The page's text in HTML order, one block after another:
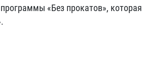
«Без прокатов», которая